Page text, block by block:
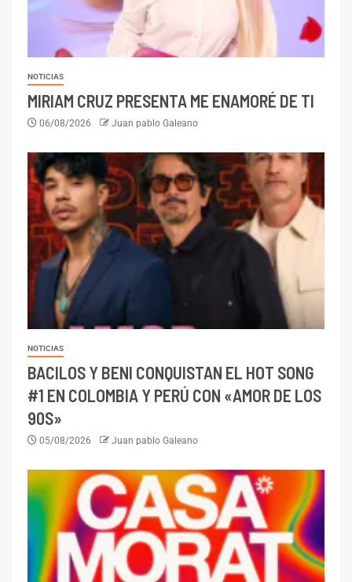
NOTICIAS
MIRIAM CRUZ PRESENTA ME ENAMORÉ DE TI
06/08/2026 Juan pablo Galeano
NOTICIAS
BACILOS Y BENI CONQUISTAN EL HOT SONG
#1 EN COLOMBIA Y PERÚ CON «AMOR DE LOS
90S»
05/08/2026 Juan pablo Galeano